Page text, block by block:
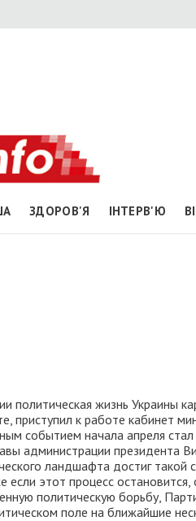
ЗДОРОВ'Я ІНТЕРВ'Ю
политическая жизнь Украины
приступил к работе кабинет
событием начала апреля
администрации президента
ландшафта достиг такой
этот процесс остановится,
политическую борьбу,
поле на ближайшие